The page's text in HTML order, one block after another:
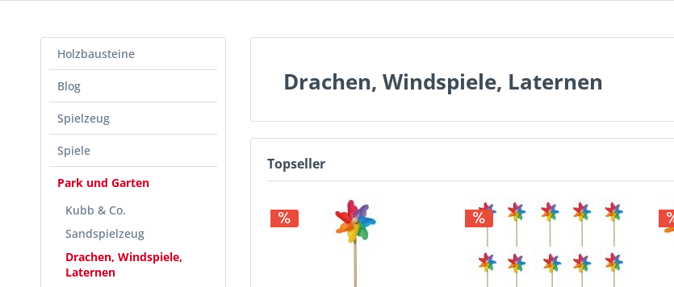
Holzbausteine
Blog
Spielzeug
Spiele
Park und Garten
Kubb & Co.
Sandspielzeug
Drachen, Windspiele,
Laternen
Drachen, Windspiele, Laternen
Topseller